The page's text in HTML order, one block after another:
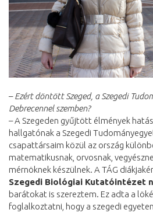
–Ezért döntött Szeged, a Szegedi
Debrecennel szemben?
– A Szegeden gyűjtött élmények
hallgatónak a Szegedi
csapattársaim közül az ország
matematikusnak, orvosnak,
mérnöknek készülnek. A TÁG
Szegedi Biológiai Kutatóintézet
barátokat is szereztem. Ez adta a
foglalkoztatni, hogy a szegedi